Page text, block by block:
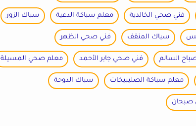
فني صحي الخالدية معلم سباكة الدعية سباك الزور
سباك المنقف فني صحي الظهر
السالم فني صحي جابر الأحمد معلم صحي المسيلة
معلم سباكة الصليبيخات سباك الدوحة
صبحان